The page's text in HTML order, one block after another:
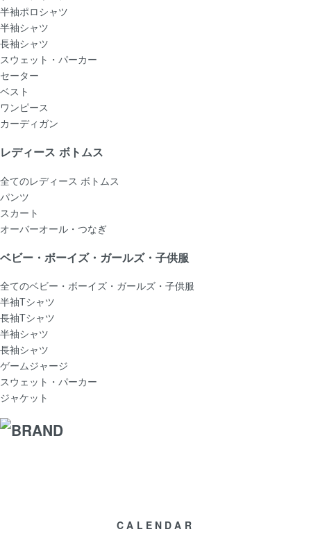
半袖ポロシャツ
半袖シャツ
長袖シャツ
スウェット・パーカー
セーター
ベスト
ワンピース
カーディガン
レディース ボトムス
全てのレディース ボトムス
パンツ
スカート
オーバーオール・つなぎ
ベビー・ボーイズ・ガールズ・子供服
全てのベビー・ボーイズ・ガールズ・子供服
半袖Tシャツ
長袖Tシャツ
半袖シャツ
長袖シャツ
ゲームジャージ
スウェット・パーカー
ジャケット
CALENDAR